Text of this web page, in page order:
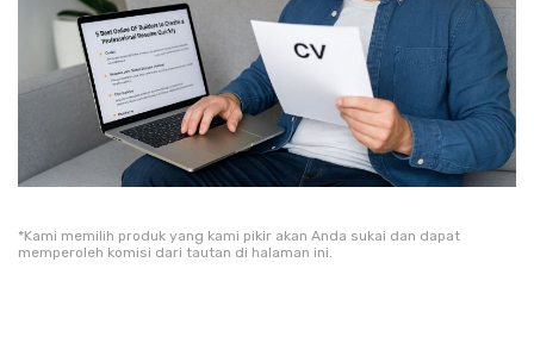
*Kami memilih produk yang kami pikir akan Anda sukai dan dapat
memperoleh komisi dari tautan di halaman ini.